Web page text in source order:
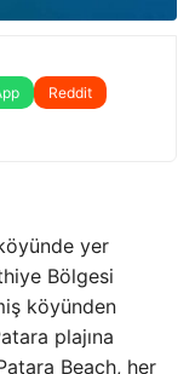
Reddit
yer
Bölgesi
köyünden
plajına
Beach, her